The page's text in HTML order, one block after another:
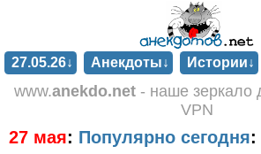
27.05.26↓ Анекдоты↓ Истории↓
www.anekdo.net - наше зеркало
VPN
27 мая: Популярно сегодня: